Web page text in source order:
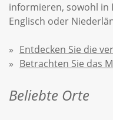
informieren, sowohl in
Englisch oder
Entdecken Sie die
Betrachten Sie das
Beliebte Orte